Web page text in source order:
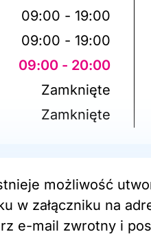
09:00 - 19:00
09:00 - 19:00
09:00 - 20:00
Zamknięte
Zamknięte
możliwość
w załączniku na
e-mail zwrotny i